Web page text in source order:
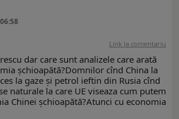
Link la comentariu
dar care sunt analizele care arată
șchioapătă?Domnilor cînd China la
la gaze și petrol ieftin din Rusia cînd
naturale la care UE viseaza cum putem
Chinei șchioapătă?Atunci cu economia